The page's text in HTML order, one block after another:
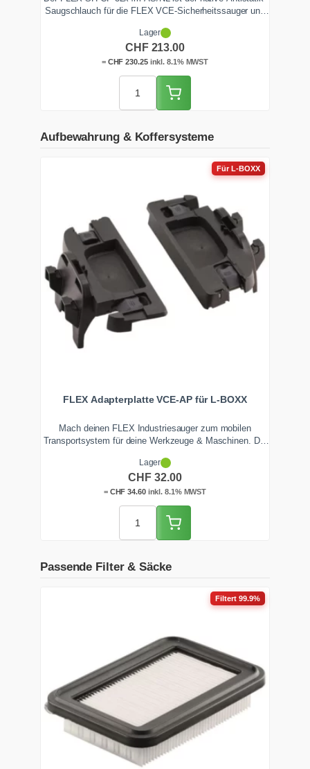
Saugschlauch für die FLEX VCE-Sicherheitssauger und
4 m Länge, glatter Gewebemantel gegen das Verhaken
und Nebenluftregelung am Handstück.
Lager
CHF213.00
= CHF 230.25inkl. 8.1% MWST
Aufbewahrung & Koffersysteme
Für L-BOXX
FLEX Adapterplatte VCE-AP für L-BOXX
Mach deinen FLEX Industriesauger zum mobilen
Transportsystem für deine Werkzeuge & Maschinen. Die
Werkzeugkoffer wie L-BOXX oder Systainer werkzeuglos
zu einer Einheit für den sicheren und effizienten Transport
auf der Baustelle.
Lager
CHF 32.00
= CHF 34.60inkl. 8.1% MWST
Passende Filter & Säcke
Filtert 99.9%